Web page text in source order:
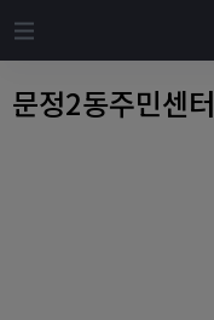
문정2동주민센터